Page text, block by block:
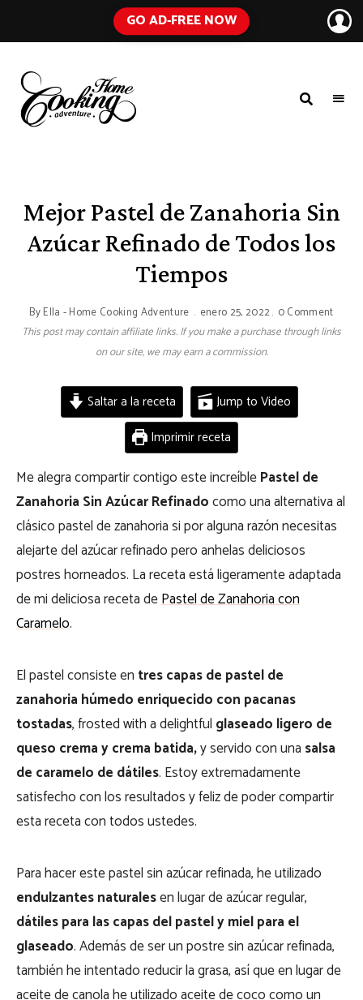
GO AD-FREE NOW
Everyday
Ingredients
Mejor Pastel de Zanahoria Sin
Azúcar Refinado de Todos los
Tiempos
ByElla - Home Cooking Adventure enero 25, 2022 0 Comment
This post may contain affiliate links. If you make a purchase through links
on our site, we may earn a commission.
Saltar a la receta
Jump to Video
Imprimir receta
Me alegra compartir contigo este increíblePastel de
Zanahoria Sin Azúcar Refinadocomo una alternativa al
clásico pastel de zanahoria si por alguna razón necesitas
alejarte del azúcar refinado pero anhelas deliciosos
postres horneados. La receta está ligeramente adaptada
de mi deliciosa receta dePastel de Zanahoria con
Caramelo.
El pastel consiste en tres capas de pastel de
zanahoria húmedo enriquecido con pacanas
tostadas, frosted with a delightful glaseado ligero de
queso crema y crema batida,y servido con una salsa
de caramelo de dátiles. Estoy extremadamente
satisfecho con los resultados y feliz de poder compartir
esta receta con todos ustedes.
Para hacer este pastel sin azúcar refinada, he utilizado
endulzantes naturalesen lugar de azúcar regular,
dátiles para las capas del pastel y miel para el
glaseado. Además de ser un postre sin azúcar refinada,
también he intentado reducir la grasa, así que en lugar de
aceite de canola he utilizado aceite de coco como un